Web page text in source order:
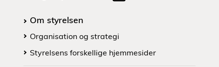
Om styrelsen
Organisation og strategi
Styrelsens forskellige hjemmesider